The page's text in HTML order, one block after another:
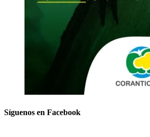
Síguenos en Facebook